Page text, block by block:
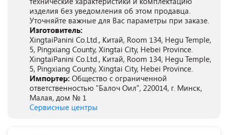
изделия без уведомления об этом продавца.
Уточняйте важные для Вас параметры при заказе.
Изготовитель:
XingtaiPanini Co.Ltd., Китай, Room 134, Hegu Temple,
5, Pingxiang County, Xingtai City, Hebei Province.
XingtaiPanini Co.Ltd., Китай, Room 134, Hegu Temple,
5, Pingxiang County, Xingtai City, Hebei Province.
Импортер: Общество с ограниченной
ответственностью "Балоч Оил", 220014, г. Минск,
Малая, дом № 1
Сервисные центры